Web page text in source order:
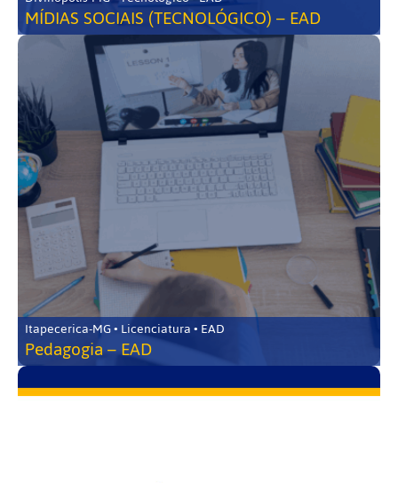
MÍDIAS SOCIAIS (TECNOLÓGICO) – EAD
Itapecerica-MG • Licenciatura • EAD
Pedagogia – EAD